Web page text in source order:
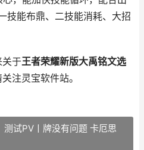
技能布鼎、二技能消耗、大招
关于王者荣耀新版大禹铭文选
注灵宝软件站。
测试PV丨牌没有问题 卡厄思